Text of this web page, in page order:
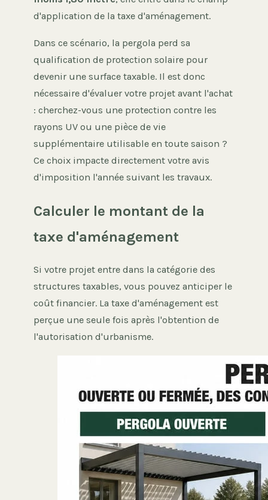
d'application de la taxe d'aménagement.
Dans ce scénario, la pergola perd sa
qualification de protection solaire pour
devenir une surface taxable. Il est donc
nécessaire d'évaluer votre projet avant l'achat
: cherchez-vous une protection contre les
rayons UV ou une pièce de vie
supplémentaire utilisable en toute saison ?
Ce choix impacte directement votre avis
d'imposition l'année suivant les travaux.
Calculer le montant de la
taxe d'aménagement
Si votre projet entre dans la catégorie des
structures taxables, vous pouvez anticiper le
coût financier. La taxe d'aménagement est
perçue une seule fois après l'obtention de
l'autorisation d'urbanisme.